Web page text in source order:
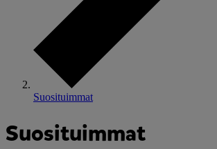
Suosituimmat
Suosituimmat